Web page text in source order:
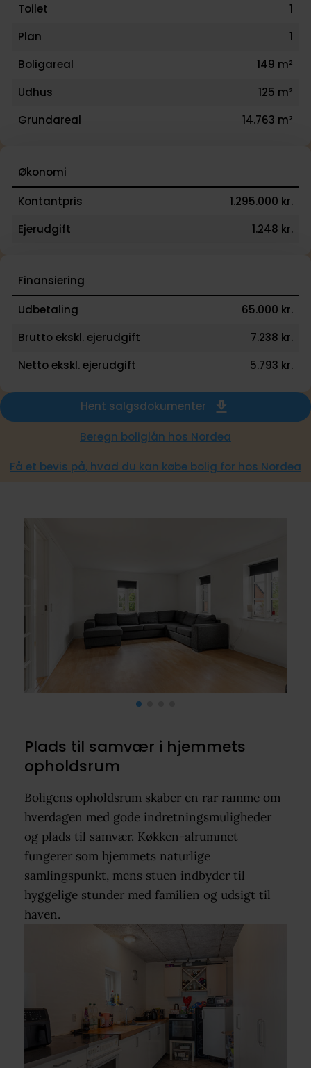
Toilet
1
Plan
1
Boligareal
149 m²
Udhus
125 m²
Grundareal
14.763 m²
Økonomi
Kontantpris
1.295.000 kr.
Ejerudgift
1.248 kr.
Finansiering
Udbetaling
65.000 kr.
Brutto ekskl. ejerudgift
7.238 kr.
Netto ekskl. ejerudgift
5.793 kr.
Hent salgsdokumenter
Beregn boliglån hos Nordea
Få et bevis på, hvad du kan købe bolig for hos Nordea
Plads til samvær i hjemmets
opholdsrum
Boligens opholdsrum skaber en rar ramme om
hverdagen med gode indretningsmuligheder
og plads til samvær. Køkken-alrummet
fungerer som hjemmets naturlige
samlingspunkt, mens stuen indbyder til
hyggelige stunder med familien og udsigt til
haven.